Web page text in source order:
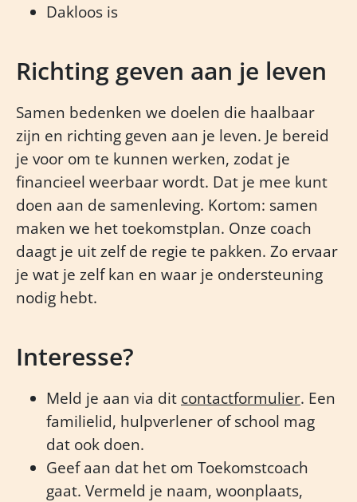
Dakloos is
Richting geven aan je leven
Samen bedenken we doelen die haalbaar
zijn en richting geven aan je leven. Je bereid
je voor om te kunnen werken, zodat je
financieel weerbaar wordt. Dat je mee kunt
doen aan de samenleving. Kortom: samen
maken we het toekomstplan. Onze coach
daagt je uit zelf de regie te pakken. Zo ervaar
je wat je zelf kan en waar je ondersteuning
nodig hebt.
Interesse?
Meld je aan via dit contactformulier. Een
familielid, hulpverlener of school mag
dat ook doen.
Geef aan dat het om Toekomstcoach
gaat. Vermeld je naam, woonplaats,